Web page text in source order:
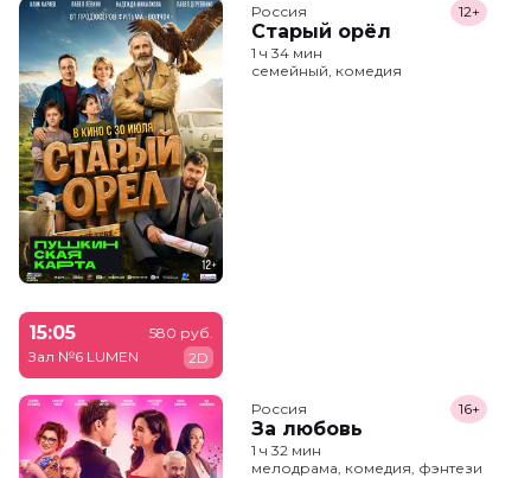
Россия
Старый орёл
12+
1 ч 34 мин
семейный, комедия
15:05
Зал №6 LUMEN
580 руб.
2D
Россия
За любовь
16+
1 ч 32 мин
мелодрама, комедия, фэнтези